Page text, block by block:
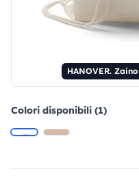
Colori disponibili (1)